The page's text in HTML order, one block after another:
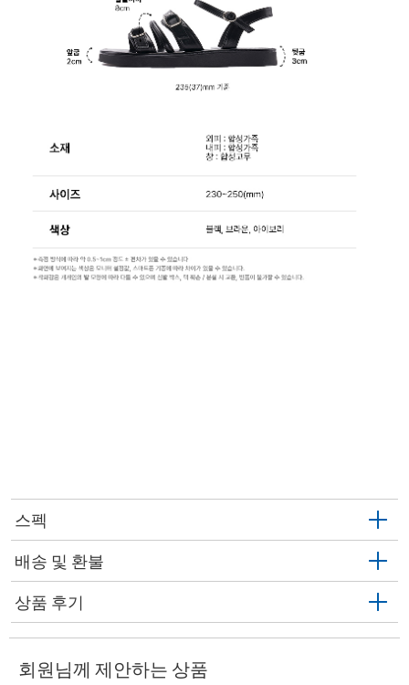
스펙
배송 및 환불
상품 후기
회원님께 제안하는 상품